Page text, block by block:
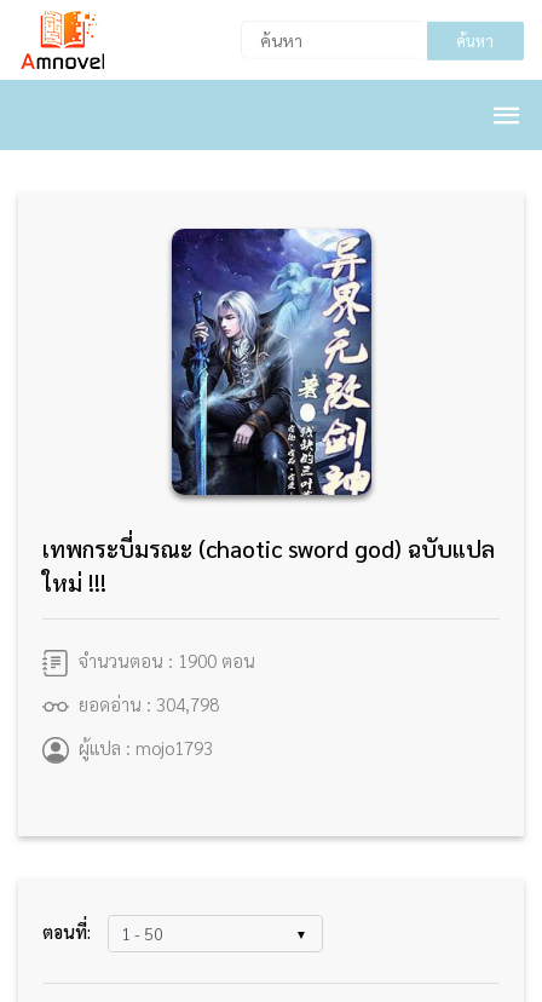
ค้นหา
เทพกระบี่มรณะ (chaotic sword god) ฉบับแปล
ใหม่ !!!
จำนวนตอน : 1900 ตอน
ยอดอ่าน : 304,798
ผู้แปล : mojo1793
ตอนที่: